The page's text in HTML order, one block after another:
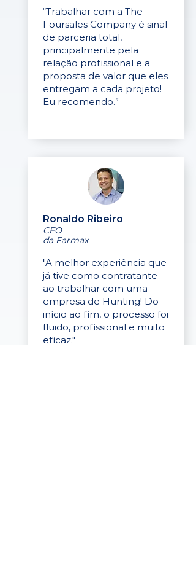
“Trabalhar com a The
Foursales Company é sinal
de parceria total,
principalmente pela
relação profissional e a
proposta de valor que eles
entregam a cada projeto!
Eu recomendo.”
Ronaldo Ribeiro
CEO
da Farmax
"A melhor experiência que
já tive como contratante
ao trabalhar com uma
empresa de Hunting! Do
início ao fim, o processo foi
fluido, profissional e muito
eficaz."